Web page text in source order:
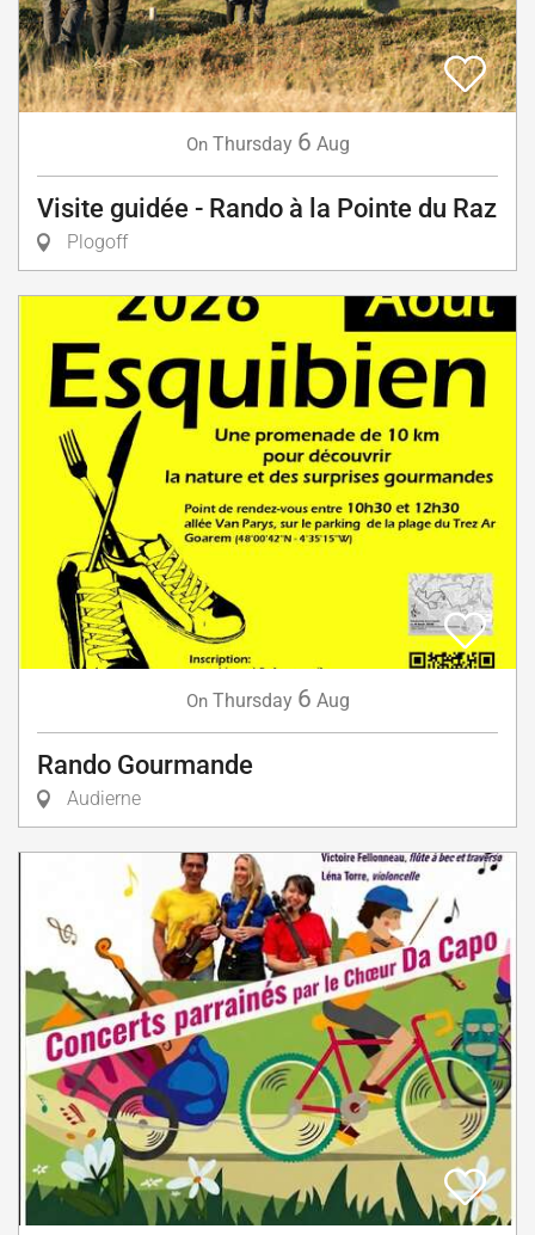
On Thursday 6 Aug
Visite guidée - Rando à la Pointe du Raz
Plogoff
On Thursday 6 Aug
Rando Gourmande
Audierne